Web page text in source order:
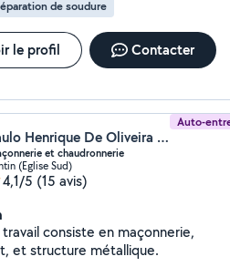
moi pour vos projets !
de soudure
le profil Contacter
Auto-
Paulo Henrique De Oliveira (Paulo Henrique)
et chaudronnerie
(Eglise Sud)
4,1/5 (15 avis)
consiste en maçonnerie,
terrassement, et structure métallique.